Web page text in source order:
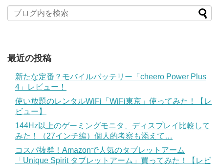
最近の投稿
新たな定番？モバイルバッテリー「cheero Power Plus
4」レビュー！
使い放題のレンタルWiFi「WiFi東京」使ってみた！【レ
ビュー】
144Hz以上のゲーミングモニタ、ディスプレイ比較して
みた！（27インチ編）個人的考察も添えて…
コスパ抜群！Amazonで人気のタブレットアーム
「Unique Spirit タブレットアーム」買ってみた！【レビ